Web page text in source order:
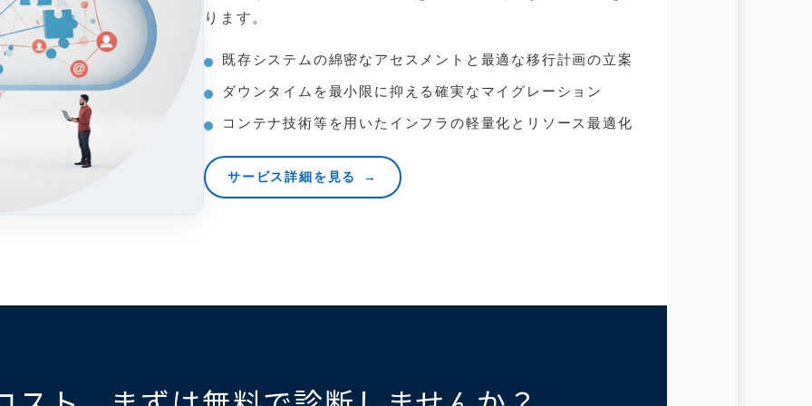
ります。
既存システムの綿密なアセスメントと最適な移行計画の立案
ダウンタイムを最小限に抑える確実なマイグレーション
コンテナ技術等を用いたインフラの軽量化とリソース最適化
サービス詳細を見る